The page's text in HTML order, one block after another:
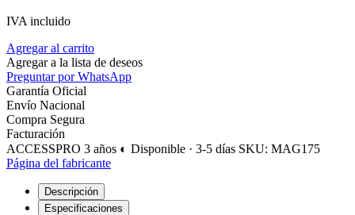
IVA incluido
Agregar al carrito
Agregar a la lista de deseos
Preguntar por WhatsApp
Garantía Oficial
Envío Nacional
Compra Segura
Facturación
ACCESSPRO 3 años ◐ Disponible · 3-5 días SKU: MAG175
Página del fabricante
Descripción
Especificaciones